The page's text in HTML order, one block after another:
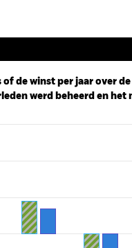
de winst per jaar over
werd beheerd en